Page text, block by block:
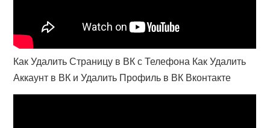
Как Удалить Страницу в ВК с Телефона Как Удалить
Аккаунт в ВК и Удалить Профиль в ВК Вконтакте